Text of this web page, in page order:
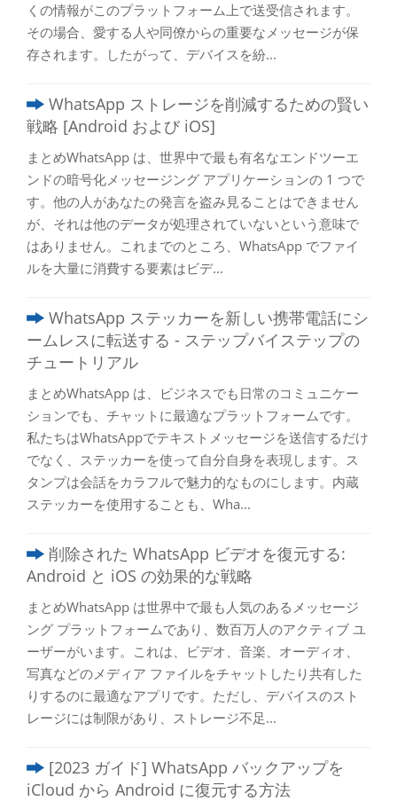
くの情報がこのプラットフォーム上で送受信されます。
その場合、愛する人や同僚からの重要なメッセージが保
存されます。したがって、デバイスを紛...
WhatsApp ストレージを削減するための賢い
戦略 [Android および iOS]
まとめWhatsApp は、世界中で最も有名なエンドツーエ
ンドの暗号化メッセージング アプリケーションの 1 つで
す。他の人があなたの発言を盗み見ることはできません
が、それは他のデータが処理されていないという意味で
はありません。これまでのところ、WhatsApp でファイ
ルを大量に消費する要素はビデ...
WhatsApp ステッカーを新しい携帯電話にシ
ームレスに転送する - ステップバイステップの
チュートリアル
まとめWhatsApp は、ビジネスでも日常のコミュニケー
ションでも、チャットに最適なプラットフォームです。
私たちはWhatsAppでテキストメッセージを送信するだけ
でなく、ステッカーを使って自分自身を表現します。ス
タンプは会話をカラフルで魅力的なものにします。内蔵
ステッカーを使用することも、Wha...
削除された WhatsApp ビデオを復元する:
Android と iOS の効果的な戦略
まとめWhatsApp は世界中で最も人気のあるメッセージ
ング プラットフォームであり、数百万人のアクティブ ユ
ーザーがいます。これは、ビデオ、音楽、オーディオ、
写真などのメディア ファイルをチャットしたり共有した
りするのに最適なアプリです。ただし、デバイスのスト
レージには制限があり、ストレージ不足...
[2023 ガイド] WhatsApp バックアップを
iCloud から Android に復元する方法